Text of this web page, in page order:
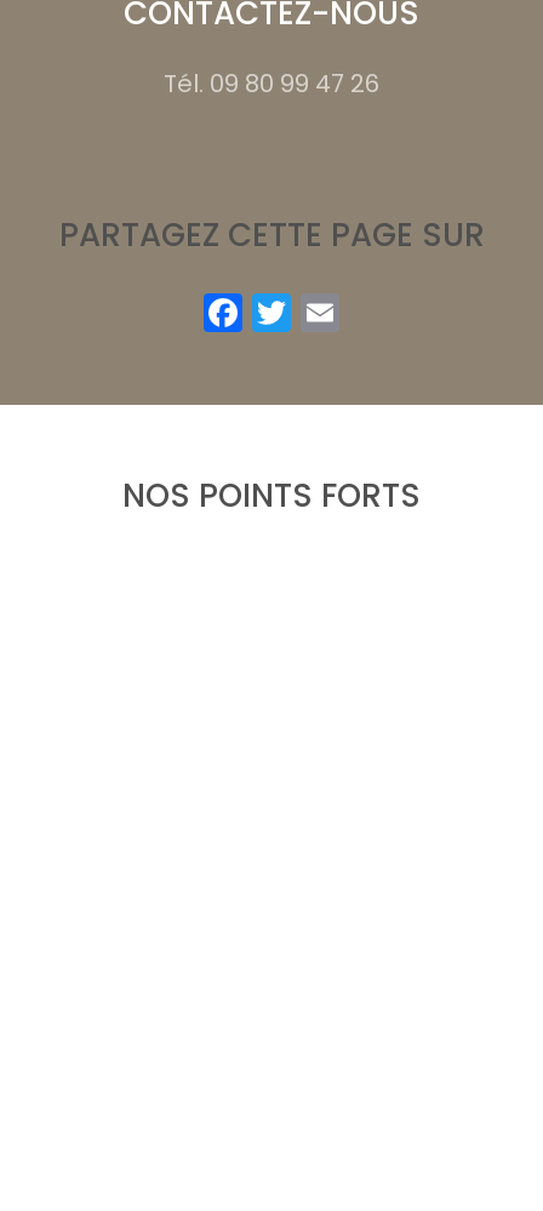
CONTACTEZ-NOUS
Tél. 09 80 99 47 26
PARTAGEZ CETTE PAGE SUR
Facebook
Twitter
NOS POINTS FORTS